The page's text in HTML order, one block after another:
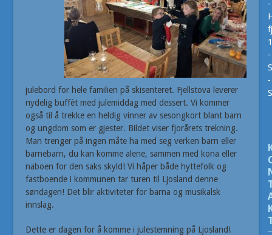
julebord for hele familien på skisenteret. Fjellstova leverer
nydelig buffèt med julemiddag med dessert. Vi kommer
også til å trekke en heldig vinner av sesongkort blant barn
og ungdom som er gjester. Bildet viser fjorårets trekning.
Man trenger på ingen måte ha med seg verken barn eller
barnebarn, du kan komme alene, sammen med kona eller
naboen for den saks skyld! Vi håper både hyttefolk og
fastboende i kommunen tar turen til Ljosland denne
søndagen! Det blir aktiviteter for barna og musikalsk
innslag.
Dette er dagen for å komme i julestemning på Ljosland!
-
-
-